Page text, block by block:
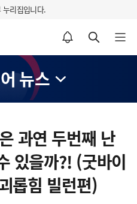
누리집입니다.
알림설정 바로가기 검색 바로가기 메뉴 열기
뉴스
과연 두번째 난
있을까?! (굿바이
롭힘 빌런편)